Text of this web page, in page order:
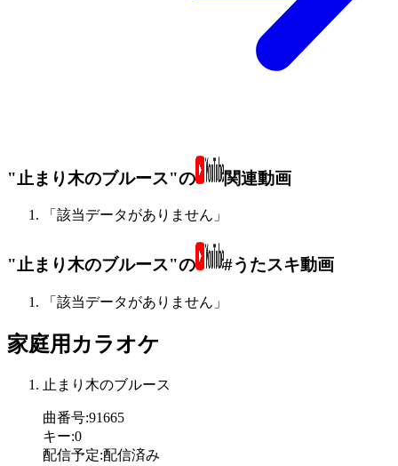
"止まり木のブルース"の 関連動画
「該当データがありません」
"止まり木のブルース"の #うたスキ動画
「該当データがありません」
家庭用カラオケ
止まり木のブルース
曲番号:91665
キー:0
配信予定:配信済み